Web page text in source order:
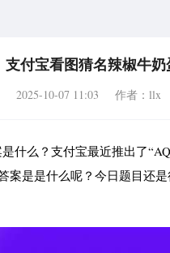
支付宝看图猜名辣椒牛
2025-10-07 11:03 作者：llx
什么？支付宝最近推出了
案是是什么呢？今日题目还